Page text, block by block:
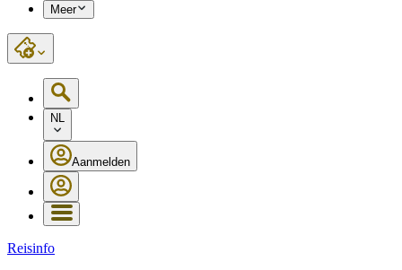
Meer
NL
Aanmelden
Reisinfo